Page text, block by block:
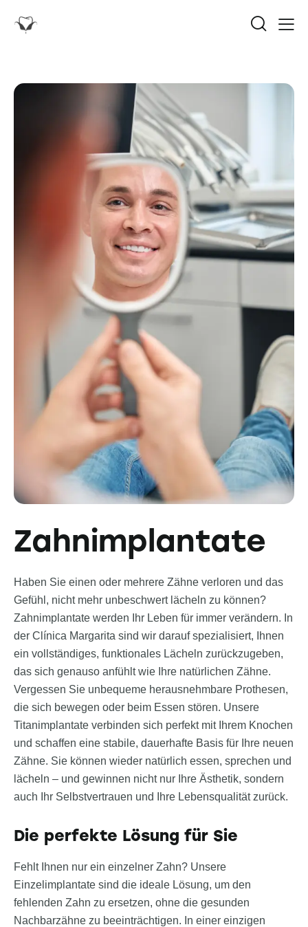
Zahnimplantate
Haben Sie einen oder mehrere Zähne verloren und das
Gefühl, nicht mehr unbeschwert lächeln zu können?
Zahnimplantate werden Ihr Leben für immer verändern. In
der Clínica Margarita sind wir darauf spezialisiert, Ihnen
ein vollständiges, funktionales Lächeln zurückzugeben,
das sich genauso anfühlt wie Ihre natürlichen Zähne.
Vergessen Sie unbequeme herausnehmbare Prothesen,
die sich bewegen oder beim Essen stören. Unsere
Titanimplantate verbinden sich perfekt mit Ihrem Knochen
und schaffen eine stabile, dauerhafte Basis für Ihre neuen
Zähne. Sie können wieder natürlich essen, sprechen und
lächeln – und gewinnen nicht nur Ihre Ästhetik, sondern
auch Ihr Selbstvertrauen und Ihre Lebensqualität zurück.
Die perfekte Lösung für Sie
Fehlt Ihnen nur ein einzelner Zahn? Unsere
Einzelimplantate sind die ideale Lösung, um den
fehlenden Zahn zu ersetzen, ohne die gesunden
Nachbarzähne zu beeinträchtigen. In einer einzigen